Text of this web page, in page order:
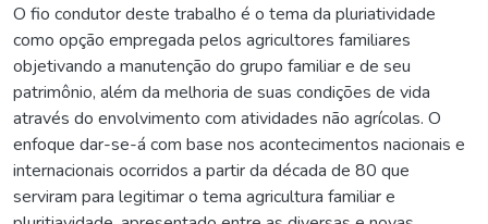
O fio condutor deste trabalho é o tema da pluriatividade
como opção empregada pelos agricultores familiares
objetivando a manutenção do grupo familiar e de seu
patrimônio, além da melhoria de suas condições de vida
através do envolvimento com atividades não agrícolas. O
enfoque dar-se-á com base nos acontecimentos nacionais e
internacionais ocorridos a partir da década de 80 que
serviram para legitimar o tema agricultura familiar e